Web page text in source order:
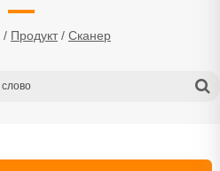
/ Продукт/ Сканер